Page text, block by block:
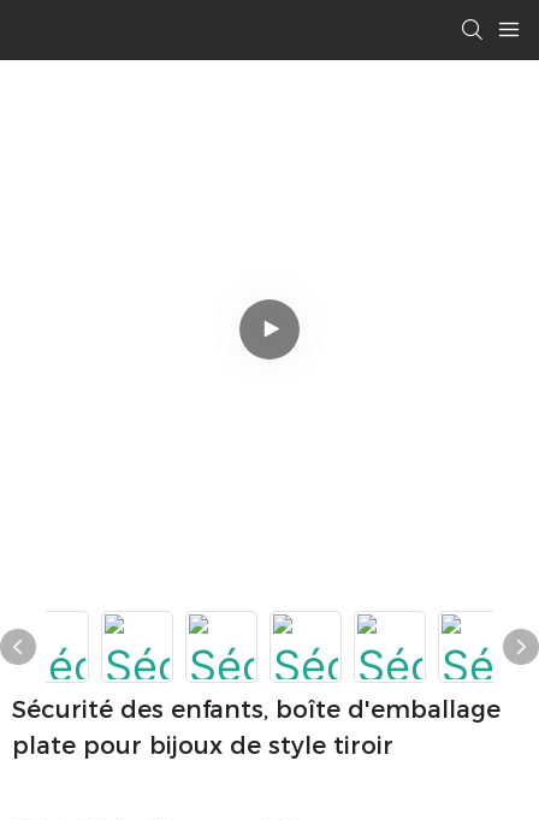
Sécurité des enfants, boîte d'emballage
plate pour bijoux de style tiroir